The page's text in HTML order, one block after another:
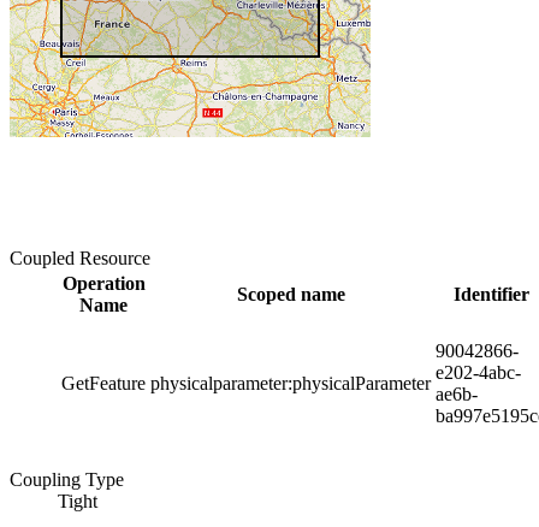
Coupled Resource
Operation
Name
Scoped name Identifier
GetFeature physicalparameter:physicalParameter
90042866-
e202-4abc-
ae6b-
Coupling Type
Tight